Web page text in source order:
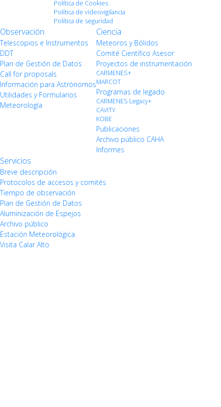
Política de Cookies
Política de videovigilancia
Política de seguridad
Observación
Telescopios e Instrumentos
DDT
Plan de Gestión de Datos
Call for proposals
Información para Astrónomos
Utilidades y Formularios
Meteorología
Ciencia
Meteoros y Bólidos
Comité Científico Asesor
Proyectos de instrumentación
CARMENES+
MARCOT
Programas de legado
CARMENES Legacy+
CAVITY
KOBE
Publicaciones
Archivo público CAHA
Informes
Servicios
Breve descripción
Protocolos de accesos y comités
Tiempo de observación
Plan de Gestión de Datos
Aluminización de Espejos
Archivo público
Estación Meteorológica
Visita Calar Alto